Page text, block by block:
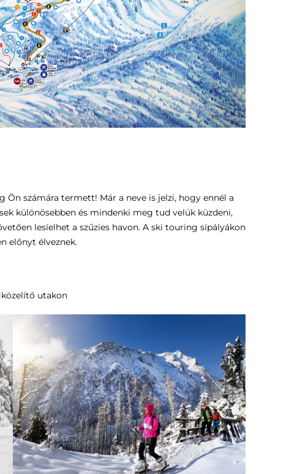
számára termett! Már a neve is jelzi, hogy ennél a
különösebben és mindenki meg tud velük küzdeni,
lesíelhet a szűzies havon. A ski touring sípályákon
előnyt élveznek.
utakon